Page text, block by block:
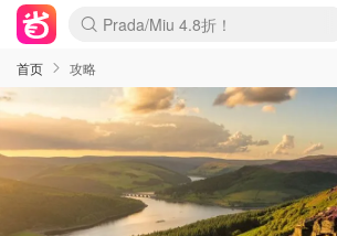
Prada/Miu 4.8折！
首页 攻略